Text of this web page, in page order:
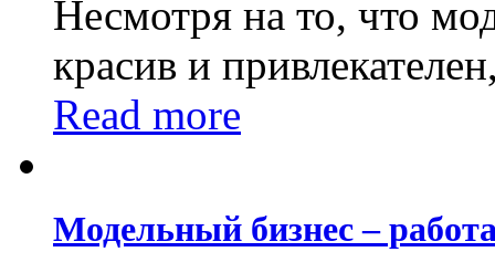
Несмотря на то, что
красив и
Read more
Модельный бизнес –